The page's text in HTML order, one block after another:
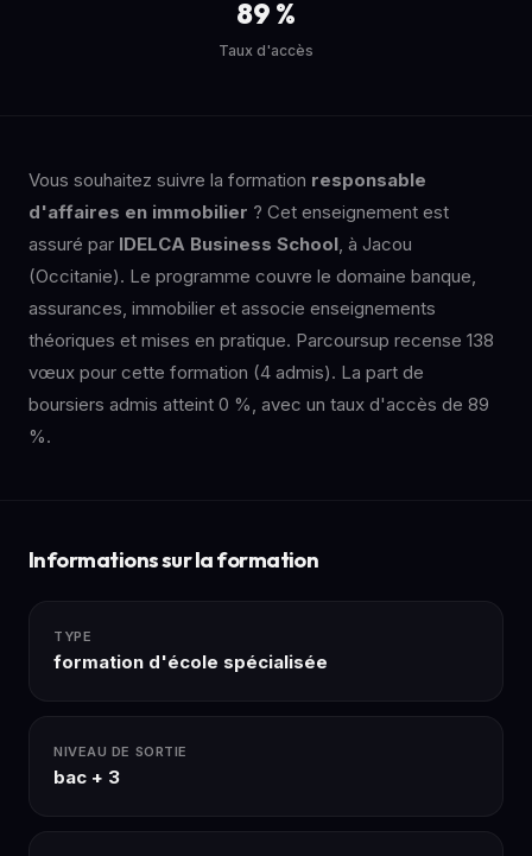
89 %
Taux d'accès
Vous souhaitez suivre la formation responsable
d'affaires en immobilier ? Cet enseignement est
assuré par IDELCA Business School , à Jacou
(Occitanie). Le programme couvre le domaine banque,
assurances, immobilier et associe enseignements
théoriques et mises en pratique. Parcoursup recense 138
vœux pour cette formation (4 admis). La part de
boursiers admis atteint 0 %, avec un taux d'accès de 89
%.
Informations sur la formation
TYPE
formation d'école spécialisée
NIVEAU DE SORTIE
bac + 3